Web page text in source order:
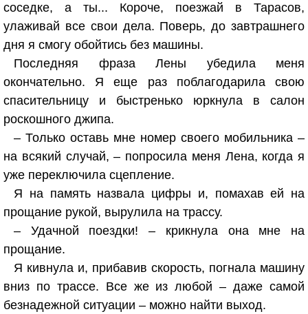
соседке, а ты... Короче, поезжай в Тарасов,
улаживай все свои дела. Поверь, до завтрашнего
дня я смогу обойтись без машины.
Последняя фраза Лены убедила меня
окончательно. Я еще раз поблагодарила свою
спасительницу и быстренько юркнула в салон
роскошного джипа.
– Только оставь мне номер своего мобильника –
на всякий случай, – попросила меня Лена, когда я
уже переключила сцепление.
Я на память назвала цифры и, помахав ей на
прощание рукой, вырулила на трассу.
– Удачной поездки! – крикнула она мне на
прощание.
Я кивнула и, прибавив скорость, погнала машину
вниз по трассе. Все же из любой – даже самой
безнадежной ситуации – можно найти выход.